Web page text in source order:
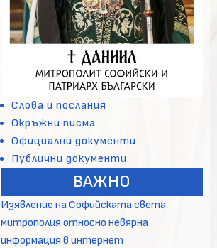
Слова и послания
Окръжни писма
Официални документи
Публични документи
ВАЖНО
Изявление на Софийската света
митрополия относно невярна
информация в интернет